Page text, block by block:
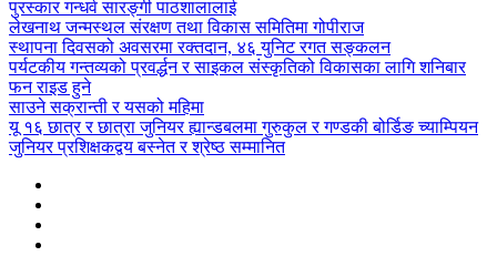
पुरस्कार गन्धर्व सारङ्गी पाठशालालाई
लेखनाथ जन्मस्थल संरक्षण तथा विकास समितिमा गोपीराज
स्थापना दिवसको अवसरमा रक्तदान, ४६ युनिट रगत सङ्कलन
पर्यटकीय गन्तव्यको प्रवर्द्धन र साइकल संस्कृतिको विकासका लागि शनिबार
फन राइड हुने
साउने सक्रान्ती र यसको महिमा
यू १६ छात्र र छात्रा जुनियर ह्यान्डबलमा गुरुकुल र गण्डकी बोर्डिङ च्याम्पियन
जुनियर प्रशिक्षकद्वय बस्नेत र श्रेष्ठ सम्मानित